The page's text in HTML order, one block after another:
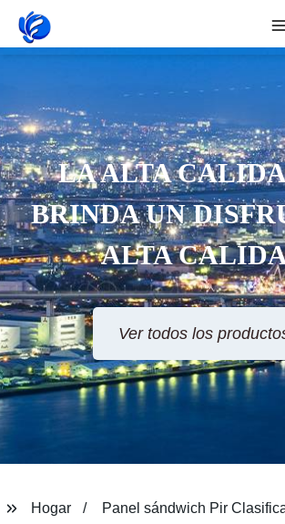
LA ALTA
BRINDA UN
ALTA
Ver todos los
Hogar Panel sándwich Pir